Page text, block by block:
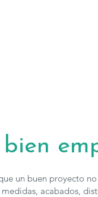
un buen proyecto
acabados,